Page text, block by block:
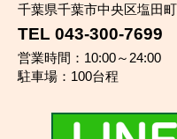
千葉県千葉市中央区塩田
TEL 043-300-7699
営業時間：10:00～24:00
駐車場：100台程